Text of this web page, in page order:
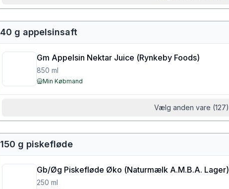
40 g appelsinsaft
Gm Appelsin Nektar Juice (Rynkeby Foods)
850 ml
Min Købmand
Vælg anden vare (127)
150 g piskefløde
Gb/Øg Piskefløde Øko ( Naturmælk A.M.B.A. Lager)
250 ml